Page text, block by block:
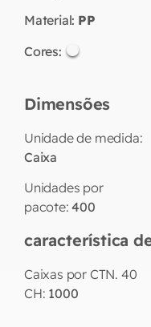
Material: PP
Cores:
Dimensões
Unidade de medida:
Caixa
Unidades por
pacote:400
característica
Caixas por CTN. 40
CH: 1000